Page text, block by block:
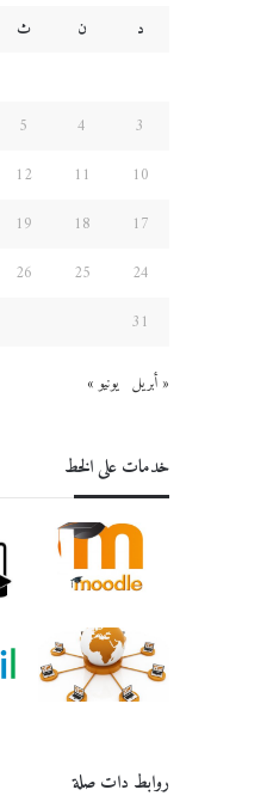
د
ن ث
3
4
5
10
11
12
17
18
19
24
25
26
31
« أبريل يونيو »
خدمات على الخط
روابط دات صلة